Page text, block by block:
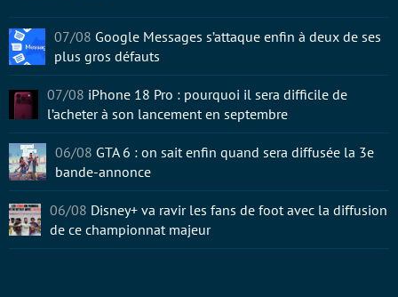
07/08 Google Messages s’attaque enfin à deux de ses
plus gros défauts
07/08 iPhone 18 Pro : pourquoi il sera difficile de
l’acheter à son lancement en septembre
06/08 GTA 6 : on sait enfin quand sera diffusée la 3e
bande-annonce
06/08 Disney+ va ravir les fans de foot avec la diffusion
de ce championnat majeur